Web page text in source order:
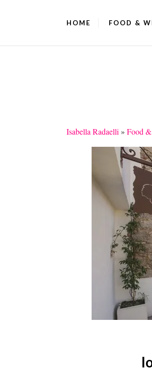
HOME FOOD &
Isabella Radaelli » Food